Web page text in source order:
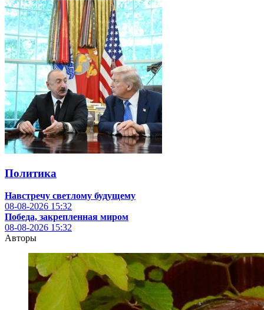
Политика
Навстречу светлому будущему
08-08-2026 15:32
Победа, закрепленная миром
08-08-2026 15:32
Авторы